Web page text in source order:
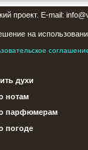
проект. E-mail:
на
духи
нотам
парфюмерам
погоде